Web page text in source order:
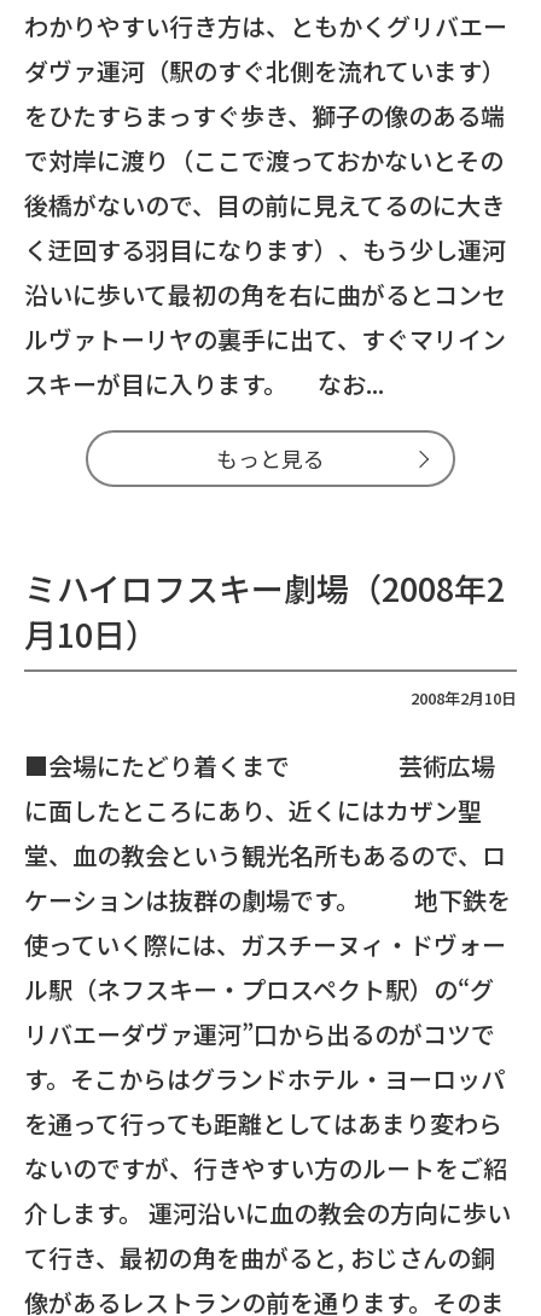
わかりやすい行き方は、ともかくグリバエー
ダヴァ運河（駅のすぐ北側を流れています）
をひたすらまっすぐ歩き、獅子の像のある端
で対岸に渡り（ここで渡っておかないとその
後橋がないので、目の前に見えてるのに大き
く迂回する羽目になります）、もう少し運河
沿いに歩いて最初の角を右に曲がるとコンセ
ルヴァトーリヤの裏手に出て、すぐマリイン
スキーが目に入ります。 なお...
もっと見る
ミハイロフスキー劇場（2008年2
月10日）
2008年2月10日
■会場にたどり着くまで 芸術広場
に面したところにあり、近くにはカザン聖
堂、血の教会という観光名所もあるので、ロ
ケーションは抜群の劇場です。 地下鉄を
使っていく際には、ガスチーヌィ・ドヴォー
ル駅（ネフスキー・プロスペクト駅）の“グ
リバエーダヴァ運河”口から出るのがコツで
す。そこからはグランドホテル・ヨーロッパ
を通って行っても距離としてはあまり変わら
ないのですが、行きやすい方のルートをご紹
介します。 運河沿いに血の教会の方向に歩い
て行き、最初の角を曲がると, おじさんの銅
像があるレストランの前を通ります。そのま